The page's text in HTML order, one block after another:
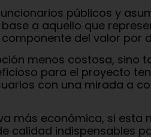
públicos y
a aquello que
del valor por
menos costosa, sino
para el proyecto
con una mirada a
más económica, si esta
calidad indispensables